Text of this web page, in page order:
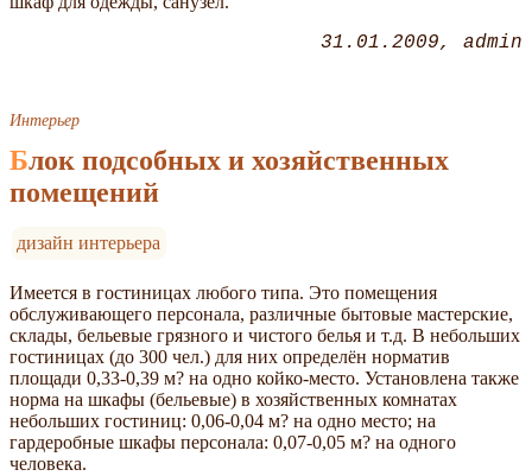
31.01.2009 admin
Интерьер
Блок подсобных и хозяйственных
помещений
дизайн интерьера
Имеется в гостиницах любого типа. Это помещения
обслуживающего персонала, различные бытовые мастерские,
склады, бельевые грязного и чистого белья и т.д. В небольших
гостиницах (до 300 чел.) для них определён норматив
площади 0,33-0,39 м? на одно койко-место. Установлена также
норма на шкафы (бельевые) в хозяйственных комнатах
небольших гостиниц: 0,06-0,04 м? на одно место; на
гардеробные шкафы персонала: 0,07-0,05 м? на одного
человека.